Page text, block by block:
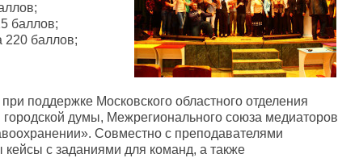
баллов;
220 баллов;
поддержке Московского областного отделения
думы, Межрегионального союза медиаторов
Совместно с преподавателями
с заданиями для команд, а также